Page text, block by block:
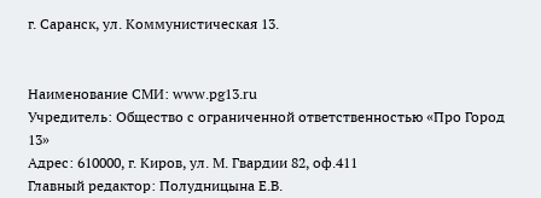
г. Саранск, ул. Коммунистическая 13.
Наименование СМИ: www.pg13.ru
Учредитель: Общество с ограниченной ответственностью «Про Город
13»
Адрес: 610000, г. Киров, ул. М. Гвардии 82, оф.411
Главный редактор: Полудницына Е.В.